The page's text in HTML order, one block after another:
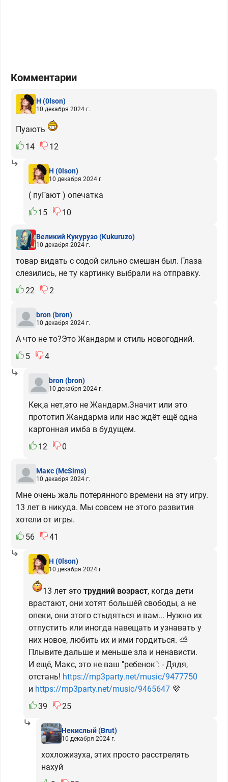
Комментарии
H (0lson)
10 декабря 2024 г.
Пуають
14
12
H (0lson)
10 декабря 2024 г.
( пуГают ) опечатка
15
10
Великий Кукурузо(Kukuruzo)
10 декабря 2024 г.
товар видать с содой сильно смешан был. Глаза
слезились, не ту картинку выбрали на отправку.
22
2
bron(bron)
10 декабря 2024 г.
А что не то?Это Жандарм и стиль новогодний.
5
4
bron(bron)
10 декабря 2024 г.
Кек,а нет,это не Жандарм.Значит или это
прототип Жандарма или нас ждёт ещё одна
картонная имба в будущем.
12
0
Макс(McSims)
10 декабря 2024 г.
Мне очень жаль потерянного времени на эту игру.
13 лет в никуда. Мы совсем не этого развития
хотели от игры.
56
41
H (0lson)
10 декабря 2024 г.
13 лет это трудний возраст, когда дети
врастают, они хотят большéй свободы, а не
опеки, они этого стыдяться и вам... Нужно их
отпустить или иногда навещать и узнавать у
них новое, любить их и ими гордиться. ⛅
Плывите дальше и меньше зла и ненависти.
И ещё, Макс, это не ваш "ребенок": - Дядя,
отстань! https://mp3party.net/music/9477750
и https://mp3party.net/music/9465647 💜
39
25
Некислый(Brut)
10 декабря 2024 г.
хохложизуха, этих просто расстрелять
нахуй